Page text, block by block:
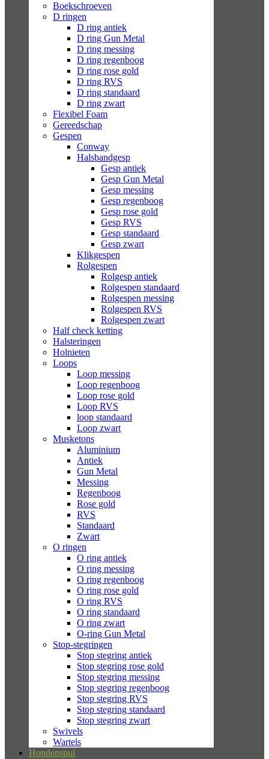
Boekschroeven
D ringen
D ring antiek
D ring Gun Metal
D ring messing
D ring regenboog
D ring rose gold
D ring RVS
D ring standaard
D ring zwart
Flexibel Foam
Gereedschap
Gespen
Conway
Halsbandgesp
Gesp antiek
Gesp Gun Metal
Gesp messing
Gesp regenboog
Gesp rose gold
Gesp RVS
Gesp standaard
Gesp zwart
Klikgespen
Rolgespen
Rolgesp antiek
Rolgespen standaard
Rolgespen messing
Rolgespen RVS
Rolgespen zwart
Half check ketting
Halsteringen
Holnieten
Loops
Loop messing
Loop regenboog
Loop rose gold
Loop RVS
loop standaard
Loop zwart
Musketons
Aluminium
Antiek
Gun Metal
Messing
Regenboog
Rose gold
RVS
Standaard
Zwart
O ringen
O ring antiek
O ring messing
O ring regenboog
O ring rose gold
O ring RVS
O ring standaard
O ring zwart
O-ring Gun Metal
Stop-stegringen
Stop stegring antiek
Stop stegring rose gold
Stop stegring messing
Stop stegring regenboog
Stop stegring RVS
Stop stegring standaard
Stop stegring zwart
Swivels
Wartels
Hondenspul